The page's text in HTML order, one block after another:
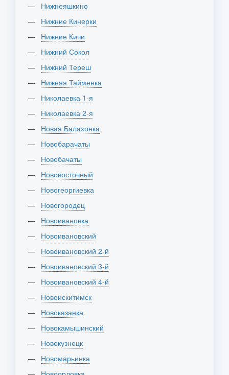
Нижнеяшкино
Нижние Кинерки
Нижние Кичи
Нижний Сокол
Нижний Тереш
Нижняя Тайменка
Николаевка 1-я
Николаевка 2-я
Новая Балахонка
Новобарачаты
Новобачаты
Нововосточный
Новогеоргиевка
Новогородец
Новоивановка
Новоивановский
Новоивановский 2-й
Новоивановский 3-й
Новоивановский 4-й
Новоискитимск
Новоказанка
Новокамышинский
Новокузнецк
Новомарьинка